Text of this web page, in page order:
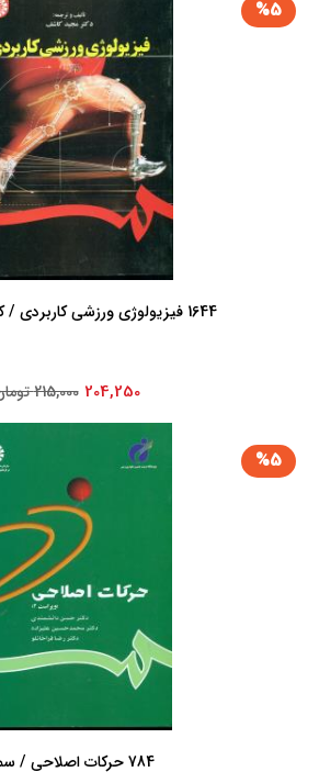
%5
1644 فیزیولوژی ورزشی کاربردی / کاشف / سمت
204,250 215,000 تومان
%5
784 حرکات ‏اصلاحی‏ / سمت‏